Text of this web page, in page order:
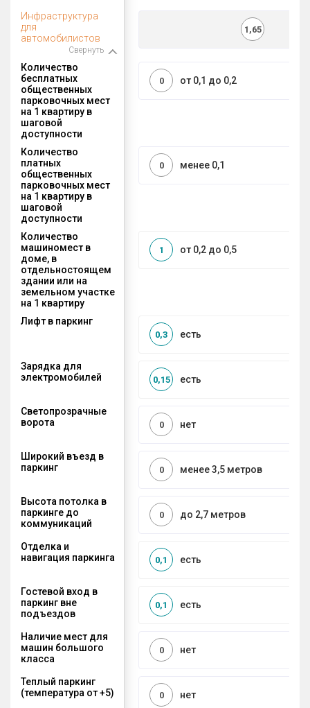
Инфраструктура
для
автомобилистов
Свернуть
1,65
Количество
бесплатных
общественных
парковочных мест
на 1 квартиру в
шаговой
доступности
от 0,1 до 0,2
0
Количество
платных
общественных
парковочных мест
на 1 квартиру в
шаговой
доступности
менее 0,1
0
Количество
машиномест в
доме, в
отдельностоящем
здании или на
земельном участке
на 1 квартиру
от 0,2 до 0,5
1
Лифт в паркинг
есть
0,3
Зарядка для
электромобилей
есть
0,15
Светопрозрачные
ворота
нет
0
Широкий въезд в
паркинг
менее 3,5 метров
0
Высота потолка в
паркинге до
коммуникаций
до 2,7 метров
0
Отделка и
навигация паркинга
есть
0,1
Гостевой вход в
паркинг вне
подъездов
есть
0,1
Наличие мест для
машин большого
класса
нет
0
Теплый паркинг
(температура от +5)
нет
0